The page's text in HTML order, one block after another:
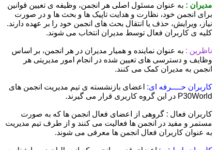
مدیران : به عنوان مسئول اصلی هر انجمن، وظیفه ی تعیین قوانین
برای انجمن خود، نظارت و هدایت تاپیک ها و بحث ها و در صورت
نیاز، ویرایش، حذف یا انتقال بحث های انجمن خود را بر عهده دارند.
کلیه ی کاربران فعال توسط مدیران انتخاب می شوند.
ناظرین : به عنوان نماینده و همیار مدیران در هر انجمن، بر اساس
وظایف و دسترسی های تعیین شده در انجام امور مدیریتی هر
انجمن به مدیران کمک می کنند.
کاربران حــــرفه ای: اعضای بازنشسته ی تیم مدیریت انجمن های
P30World در این گروه کاربری قرار می گیرند.
کاربران فعال : گروهی از اعضای فعال انجمن ها که به صورت
مستمر و مفید در انجمن ها فعالیت می کنند و از طرف تیم مدیریت
به عنوان کاربران فعال انجمن ها معرفی می شوند.